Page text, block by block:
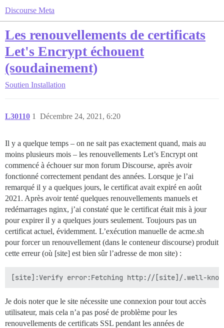
Discourse Meta
Les renouvellements de certificats
Let's Encrypt échouent
(soudainement)
Soutien Installation
L30110 Décembre 24, 2021, 6:20
1
Il y a quelque temps – on ne sait pas exactement quand, mais au
moins plusieurs mois – les renouvellements Let’s Encrypt ont
commencé à échouer sur mon forum Discourse, après avoir
fonctionné correctement pendant des années. Lorsque je l’ai
remarqué il y a quelques jours, le certificat avait expiré en août
2021. Après avoir tenté quelques renouvellements manuels et
redémarrages nginx, j’ai constaté que le certificat était mis à jour
pour expirer il y a quelques jours seulement. Toujours pas un
certificat actuel, évidemment. L’exécution manuelle de acme.sh
pour forcer un renouvellement (dans le conteneur discourse) produit
cette erreur (où [site] est bien sûr l’adresse de mon site) :
Je dois noter que le site nécessite une connexion pour tout accès
utilisateur, mais cela n’a pas posé de problème pour les
renouvellements de certificats SSL pendant les années de